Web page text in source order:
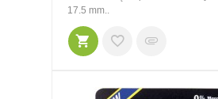
17.5 mm..